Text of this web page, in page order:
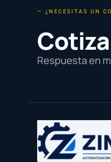
— ¿NECESITAS UN
Respuesta en